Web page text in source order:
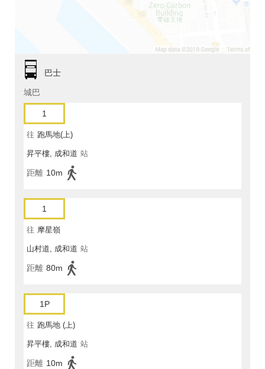
巴士
城巴
1
往 跑馬地(上)
昇平樓, 成和道 站
距離 10m
1
往 摩星嶺
山村道, 成和道 站
距離 80m
1P
往 跑馬地 (上)
昇平樓, 成和道 站
距離 10m